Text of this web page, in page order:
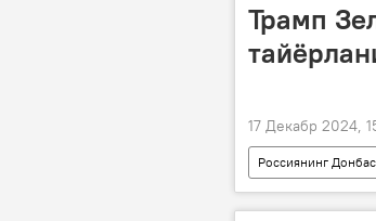
Трамп
17 Декабр 2024,
Россиянинг
АҚШ